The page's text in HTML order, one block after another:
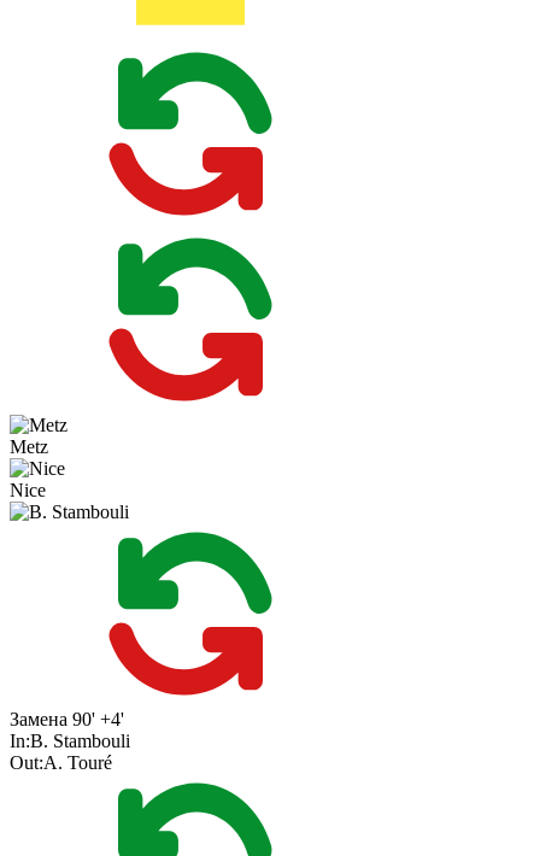
Metz
Nice
Замена 90' +4'
In:B. Stambouli
Out:A. Touré